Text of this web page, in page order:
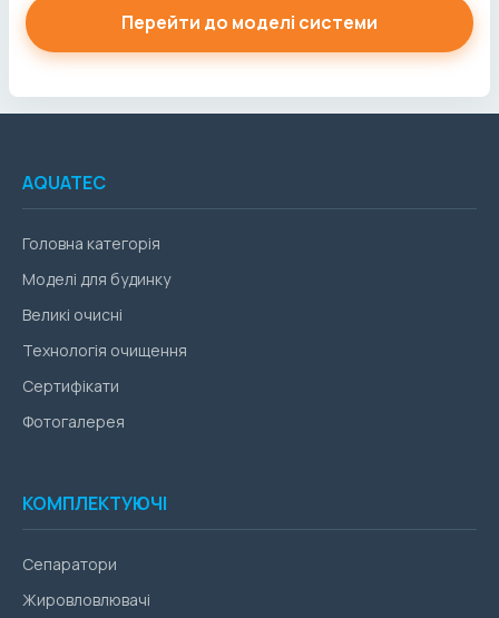
Перейти до моделі системи
AQUATEC
Головна категорія
Моделі для будинку
Великі очисні
Технологія очищення
Сертифікати
Фотогалерея
КОМПЛЕКТУЮЧІ
Сепаратори
Жировловлювачі